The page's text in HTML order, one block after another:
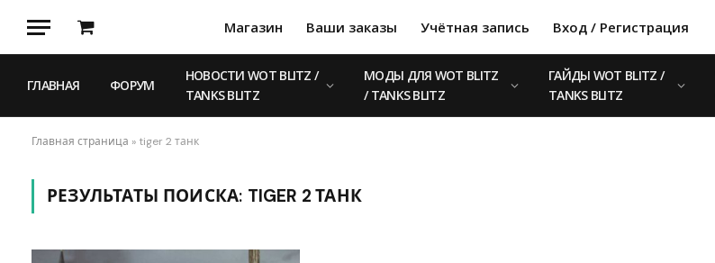
Корзина
Магазин Ваши заказы Учётная запись Вход / Регистрация
ГЛАВНАЯ ФОРУМ
НОВОСТИ WOT BLITZ /
TANKS BLITZ
МОДЫ ДЛЯ WOT BLITZ
/ TANKS BLITZ
ГАЙДЫ WOT BLITZ /
TANKS BLITZ
Главная страница » tiger 2 танк
РЕЗУЛЬТАТЫ ПОИСКА: TIGER 2 ТАНК